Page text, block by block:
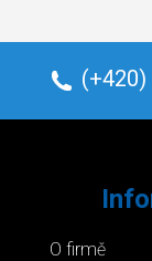
(+420)
O firmě